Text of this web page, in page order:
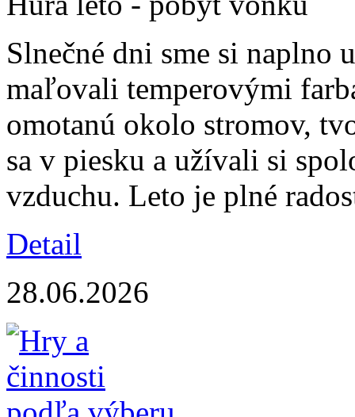
Slnečné dni sme si
maľovali temperovými
omotanú okolo stromov,
sa v piesku a užívali si
vzduchu. Leto je plné
Detail
28.06.2026